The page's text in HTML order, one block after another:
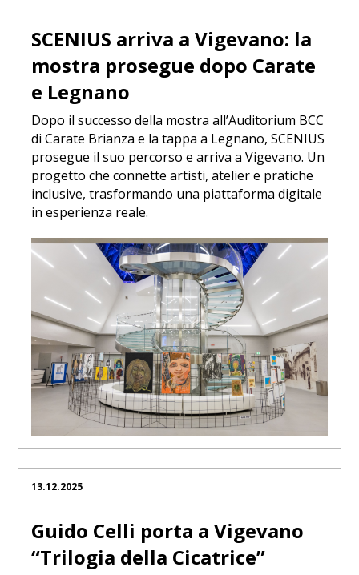
SCENIUS arriva a Vigevano: la
mostra prosegue dopo Carate
e Legnano
Dopo il successo della mostra all’Auditorium BCC
di Carate Brianza e la tappa a Legnano, SCENIUS
prosegue il suo percorso e arriva a Vigevano. Un
progetto che connette artisti, atelier e pratiche
inclusive, trasformando una piattaforma digitale
in esperienza reale.
13.12.2025
Guido Celli porta a Vigevano
“Trilogia della Cicatrice”